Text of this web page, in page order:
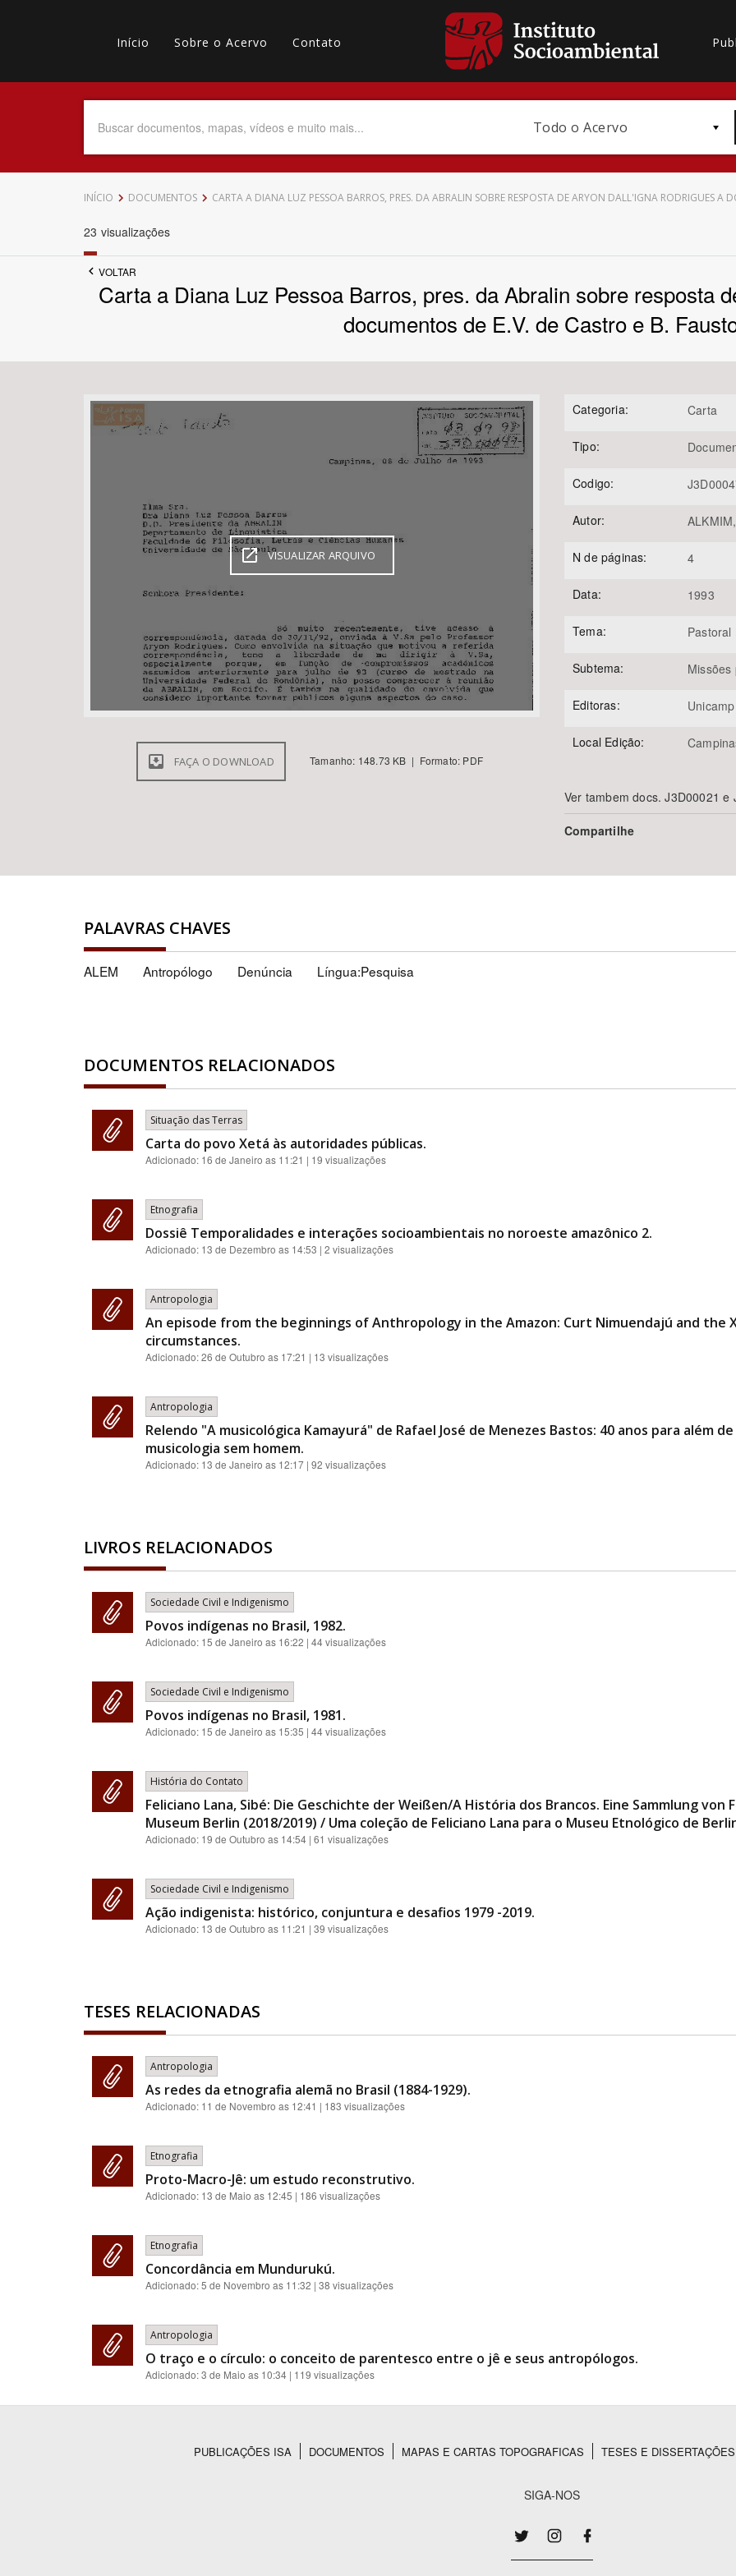
Main
navigation
Início Sobre o Acervo Contato
secundário
Todo o Acervo
Data do Documento Até
Povo Indígena
Tema Subtema
Área Protegida
INÍCIO DOCUMENTOS CARTA A DIANA LUZ PESSOA BARROS, PRES. DA ABRALIN SOBRE RESPOSTA DE ARYON DALL'IGNA RODRIGUES A
23 visualizações
VOLTAR
Carta a Diana Luz Pessoa Barros, pres. da Abralin sobre resposta
documentos de E.V. de Castro e B.
VISUALIZAR ARQUIVO
FAÇA O DOWNLOAD Tamanho: 148.73 KB | Formato: PDF
Categoria: Carta
Tipo:
Codigo:
Autor:
N de páginas: 4
Data: 1993
Tema: Pastoral
Subtema: Missões
Editoras: Unicamp
Local Edição:
Ver tambem docs. J3D00021 e
Compartilhe
PALAVRAS CHAVES
ALEM Antropólogo Denúncia Língua:Pesquisa
DOCUMENTOS RELACIONADOS
Situação das Terras
Carta do povo Xetá às autoridades públicas.
Adicionado: 16 de Janeiro as 11:21 | 19 visualizações
Etnografia
Dossiê Temporalidades e interações socioambientais no noroeste amazônico 2.
Adicionado: 13 de Dezembro as 14:53 | 2 visualizações
Antropologia
An episode from the beginnings of Anthropology in the Amazon: Curt Nimuendajú and the
circumstances.
Adicionado:26 de Outubro as 17:21 | 13 visualizações
Antropologia
Relendo "A musicológica Kamayurá" de Rafael José de Menezes Bastos: 40 anos para além
musicologia sem homem.
Adicionado: 13 de Janeiro as 12:17 | 92 visualizações
LIVROS RELACIONADOS
Sociedade Civil e Indigenismo
Povos indígenas no Brasil, 1982.
Adicionado: 15 de Janeiro as 16:22 | 44 visualizações
Sociedade Civil e Indigenismo
Povos indígenas no Brasil, 1981.
Adicionado: 15 de Janeiro as 15:35 | 44 visualizações
História do Contato
Feliciano Lana, Sibé: Die Geschichte der Weißen/A História dos Brancos. Eine Sammlung von
Museum Berlin (2018/2019) / Uma coleção de Feliciano Lana para o Museu Etnológico de
Adicionado: 19 de Outubro as 14:54 | 61 visualizações
Sociedade Civil e Indigenismo
Ação indigenista: histórico, conjuntura e desafios 1979 -2019.
Adicionado: 13 de Outubro as 11:21 | 39 visualizações
TESES RELACIONADAS
Antropologia
As redes da etnografia alemã no Brasil (1884-1929).
Adicionado: 11 de Novembro as 12:41 | 183 visualizações
Etnografia
Proto-Macro-Jê: um estudo reconstrutivo.
Adicionado: 13 de Maio as 12:45 | 186 visualizações
Etnografia
Concordância em Mundurukú.
Adicionado:5 de Novembro as 11:32 | 38 visualizações
Antropologia
O traço e o círculo: o conceito de parentesco entre o jê e seus antropólogos.
Adicionado:3 de Maio as 10:34 | 119 visualizações
PUBLICAÇÕES ISA DOCUMENTOS MAPAS E CARTAS TOPOGRAFICAS TESES E DISSERTAÇÕES
SIGA-NOS